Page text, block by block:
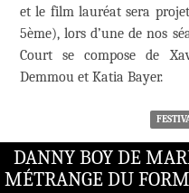
et le film lauréat sera
5ème), lors d’une de nos
Court se compose de
Demmou et Katia Bayer.
DANNY BOY DE
MÉTRANGE DU